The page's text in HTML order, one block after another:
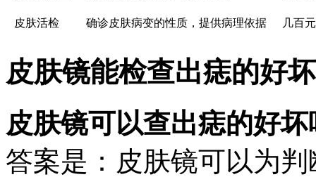
皮肤活检 确诊皮肤病变的性质，提供病理依据 几百
皮肤镜能检查出痣的好
皮肤镜可以查出痣的好坏
答案是：皮肤镜可以为